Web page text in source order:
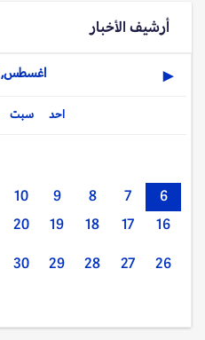
أرشيف الأخبار
◀ اغسطس, 2026
سبت احد
6
7
8
9
10
16
17
18
19
20
26
27
28
29
30